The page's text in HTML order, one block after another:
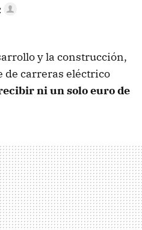
y la construcción,
de carreras eléctrico
ni un solo euro de